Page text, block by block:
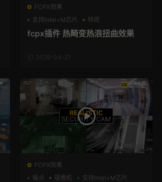
FCPX效果
支持Intel+M芯片
特效
fcpx插件 热畸变热浪扭曲效果
2026-04-21
FCPX效果
噪点
摄像机 支持Intel+M芯片